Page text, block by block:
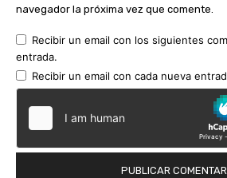
navegador la próxima vez que comente.
Recibir un email con los siguientes
entrada.
Recibir un email con cada nueva